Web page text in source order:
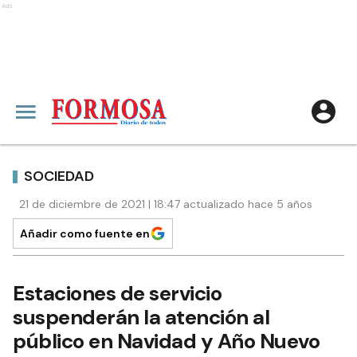
Ads
SOCIEDAD
21 de diciembre de 2021 | 18:47 actualizado hace 5 años
Añadir como fuente en
Estaciones de servicio
suspenderán la atención al
público en Navidad y Año Nuevo